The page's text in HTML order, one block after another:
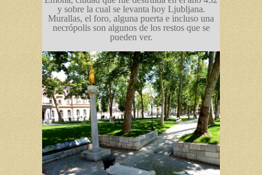
y sobre la cual se levanta hoy Ljubljana.
Murallas, el foro, alguna puerta e incluso una
necrópolis son algunos de los restos que se
pueden ver.